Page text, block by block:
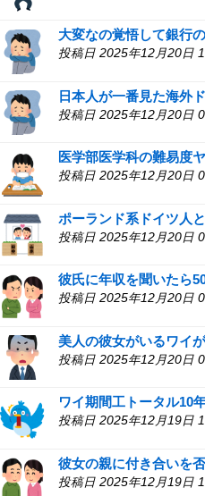
大変なの覚悟して銀行
投稿日 2025年12月20日
日本人が一番見た海外
投稿日 2025年12月20日
医学部医学科の難易度
投稿日 2025年12月20日
ポーランド系ドイツ人
投稿日 2025年12月20日
彼氏に年収を聞いたら
投稿日 2025年12月20日
美人の彼女がいるワイ
投稿日 2025年12月20日
ワイ期間工トータル10
投稿日 2025年12月19日
彼女の親に付き合いを
投稿日 2025年12月19日